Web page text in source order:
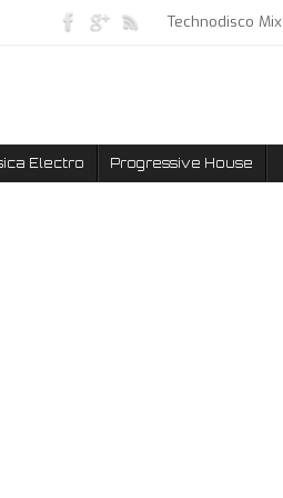
Technodisco Mix
Electro Progressive House